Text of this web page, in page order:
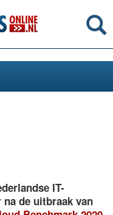
IT-
de uitbraak van